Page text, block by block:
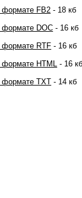
формате FB2 - 18 кб
формате DOC - 16 кб
формате RTF - 16 кб
формате HTML - 16
формате TXT - 14 кб